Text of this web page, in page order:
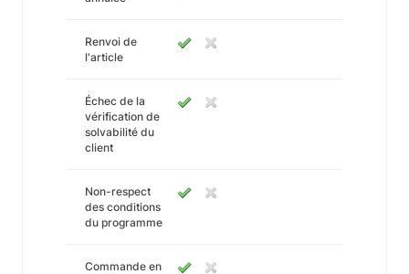
Renvoi de
l'article
Échec de la
vérification de
solvabilité du
client
Non-respect
des conditions
du programme
Commande en